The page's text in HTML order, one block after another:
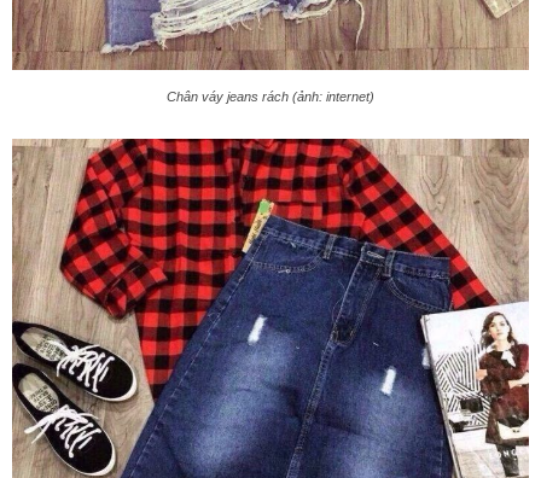
Chân váy jeans rách (ảnh: internet)